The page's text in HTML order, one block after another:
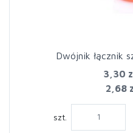
Dwójnik łącznik
3,30
2,68
szt.